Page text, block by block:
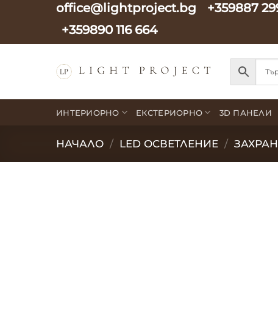
office@lightproject.bg
+359887
+359890 116 664
ИНТЕРИОРНО ЕКСТЕРИОРНО 3D ПАНЕЛИ
НАЧАЛО / LED ОСВЕТЛЕНИЕ /